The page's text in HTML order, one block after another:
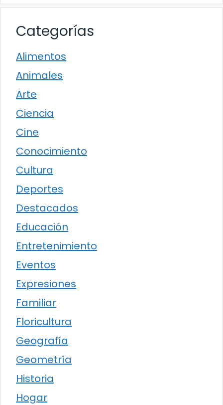
Categorías
Alimentos
Animales
Arte
Ciencia
Cine
Conocimiento
Cultura
Deportes
Destacados
Educación
Entretenimiento
Eventos
Expresiones
Familiar
Floricultura
Geografía
Geometría
Historia
Hogar